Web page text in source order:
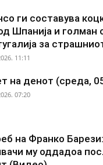
ги составува
Шпанија и голман
за
11:11
на денот (среда,
07:20
на Франко
му оддадоа